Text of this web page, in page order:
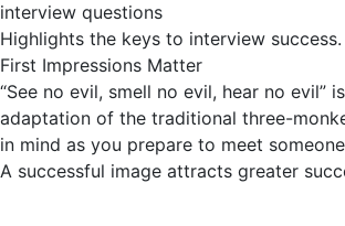
interview questions
Highlights the keys to interview success.
First Impressions Matter
“See no evil, smell no evil, hear no evil”
adaptation of the traditional three-
in mind as you prepare to meet
A successful image attracts greater